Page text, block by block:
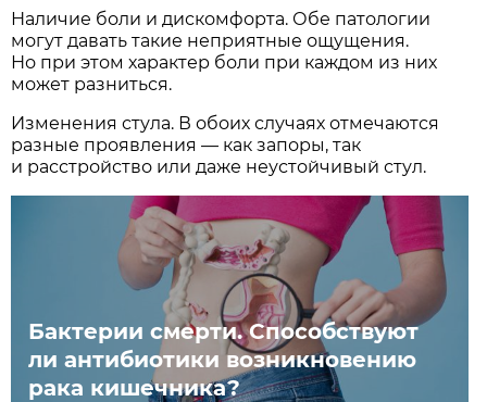
Наличие боли и дискомфорта. Обе патологии
могут давать такие неприятные ощущения.
Но при этом характер боли при каждом из них
может разниться.
Изменения стула. В обоих случаях отмечаются
разные проявления — как запоры, так
и расстройство или даже неустойчивый стул.
Бактерии смерти. Способствуют
ли антибиотики возникновению
рака кишечника?